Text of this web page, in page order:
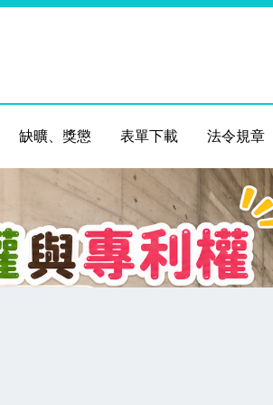
缺曠、獎懲 表單下載 法令規章